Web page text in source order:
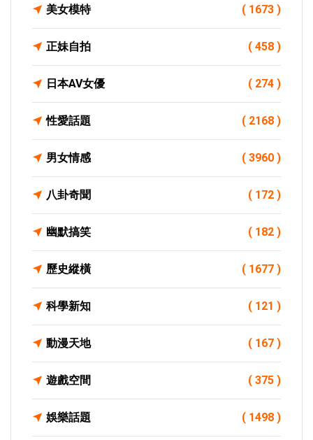
美女模特 ( 1673 )
正妹自拍 ( 458 )
日本AV女優 ( 274 )
性愛話題 ( 2168 )
男女情感 ( 3960 )
八卦奇聞 ( 172 )
幽默搞笑 ( 182 )
歷史縱橫 ( 1677 )
科學新知 ( 121 )
動漫天地 ( 167 )
遊戲空間 ( 375 )
娛樂話題 ( 1498 )